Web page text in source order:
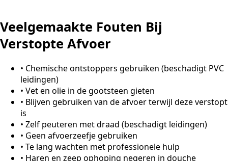
Veelgemaakte Fouten Bij
Verstopte Afvoer
• Chemische ontstoppers gebruiken (beschadigt PVC
leidingen)
• Vet en olie in de gootsteen gieten
• Blijven gebruiken van de afvoer terwijl deze verstopt
is
• Zelf peuteren met draad (beschadigt leidingen)
• Geen afvoerzeefje gebruiken
• Te lang wachten met professionele hulp
• Haren en zeep ophoping negeren in douche